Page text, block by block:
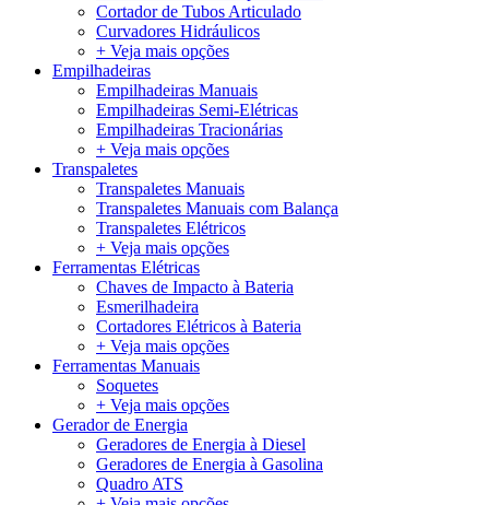
Cortador de Tubos Articulado
Curvadores Hidráulicos
+ Veja mais opções
Empilhadeiras
Empilhadeiras Manuais
Empilhadeiras Semi-Elétricas
Empilhadeiras Tracionárias
+ Veja mais opções
Transpaletes
Transpaletes Manuais
Transpaletes Manuais com Balança
Transpaletes Elétricos
+ Veja mais opções
Ferramentas Elétricas
Chaves de Impacto à Bateria
Esmerilhadeira
Cortadores Elétricos à Bateria
+ Veja mais opções
Ferramentas Manuais
Soquetes
+ Veja mais opções
Gerador de Energia
Geradores de Energia à Diesel
Geradores de Energia à Gasolina
Quadro ATS